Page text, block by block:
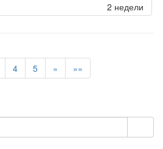
2 недели
4 5 » »»